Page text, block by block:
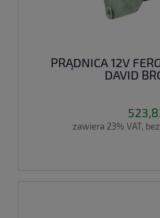
PRĄDNICA 12V
DAVID
zawiera 23% VAT,